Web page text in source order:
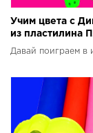
Учим цвета с
из пластилина
Давай поиграем в